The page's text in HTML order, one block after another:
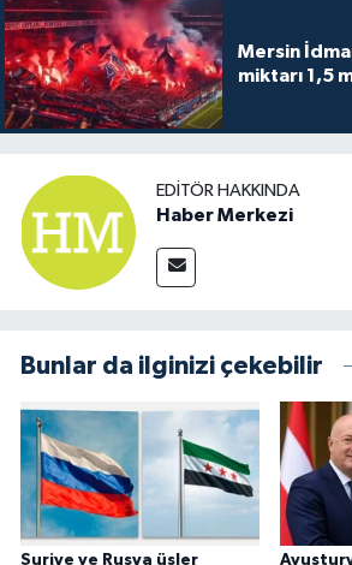
Mersin
miktarı 1,5
EDITÖR HAKKINDA
Haber Merkezi
Bunlar da ilginizi çekebilir
Suriye ve Rusya üsler